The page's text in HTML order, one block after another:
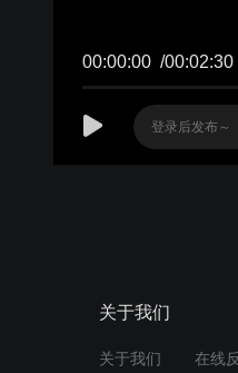
00:00:00 /00:02:30
关于我们
关于我们 在线